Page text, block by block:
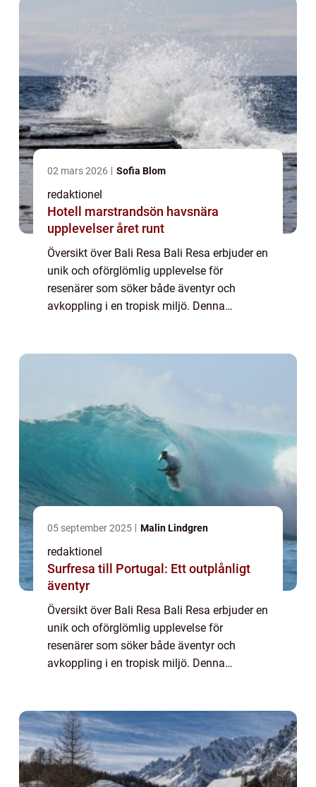
02 mars 2026 Sofia Blom
redaktionel
Hotell marstrandsön havsnära
upplevelser året runt
Översikt över Bali Resa Bali Resa erbjuder en
unik och oförglömlig upplevelse för
resenärer som söker både äventyr och
avkoppling i en tropisk miljö. Denna
05 september 2025 Malin Lindgren
redaktionel
Surfresa till Portugal: Ett outplånligt
äventyr
Översikt över Bali Resa Bali Resa erbjuder en
unik och oförglömlig upplevelse för
resenärer som söker både äventyr och
avkoppling i en tropisk miljö. Denna
och ly...